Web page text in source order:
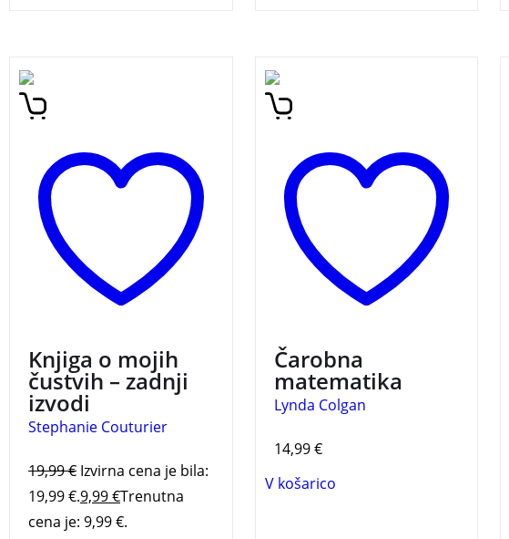
Knjiga o mojih čustvih.
Interaktivna zgodba o mali
teden doživlja različna
čustva. Odlična knjiga za
pogovor z otroki o čustvih.
Knjiga o mojih
čustvih – zadnji
izvodi
Stephanie Couturier
19,99€ Izvirna cena je bila:
19,99 €.9,99€Trenutna
cena je: 9,99 €.
Podajte se v svet Čarobne
matematike in spoznajte
način. Knjiga je polna
številskih trikov, ki bodo
navdušili tako vas kot vaše
prijatelje.
Čarobna
matematika
Lynda Colgan
14,99€
V košarico